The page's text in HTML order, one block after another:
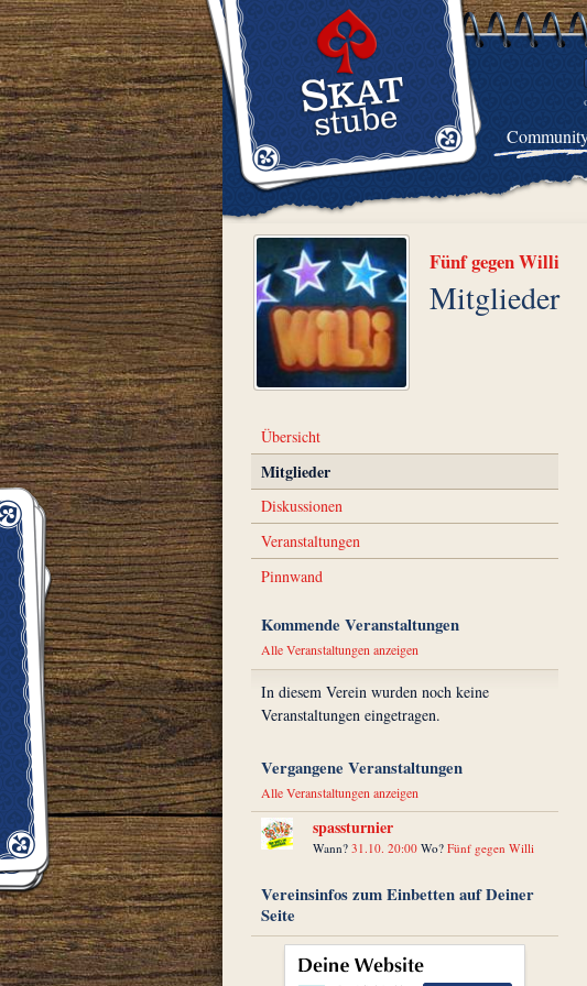
Fünf gegen Willi
Mitglieder
Übersicht
Mitglieder
Diskussionen
Veranstaltungen
Pinnwand
Kommende Veranstaltungen
Alle Veranstaltungen anzeigen
In diesem Verein wurden noch keine
Veranstaltungen eingetragen.
Vergangene Veranstaltungen
Alle Veranstaltungen anzeigen
spassturnier
Wann?31.10. 20:00 Wo?Fünf gegen Willi
Vereinsinfos zum Einbetten auf Deiner
Seite